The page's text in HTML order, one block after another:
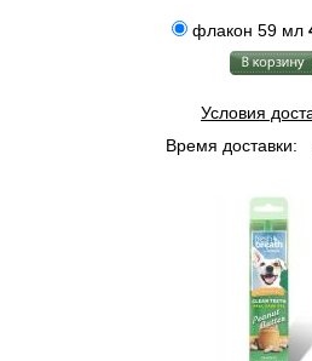
флакон 59 мл
Условия
Время доставки: